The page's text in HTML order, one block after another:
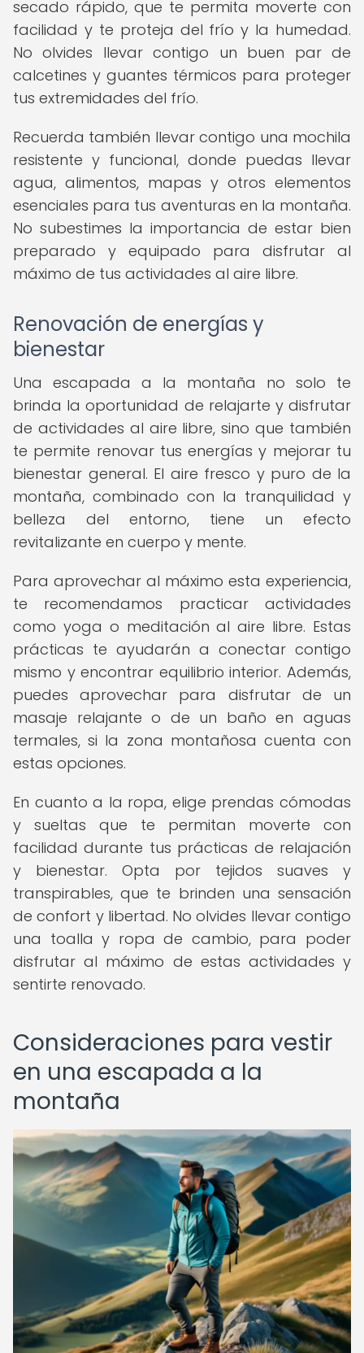
secado rápido, que te permita moverte con
facilidad y te proteja del frío y la humedad.
No olvides llevar contigo un buen par de
calcetines y guantes térmicos para proteger
tus extremidades del frío.
Recuerda también llevar contigo una mochila
resistente y funcional, donde puedas llevar
agua, alimentos, mapas y otros elementos
esenciales para tus aventuras en la montaña.
No subestimes la importancia de estar bien
preparado y equipado para disfrutar al
máximo de tus actividades al aire libre.
Renovación de energías y
bienestar
Una escapada a la montaña no solo te
brinda la oportunidad de relajarte y disfrutar
de actividades al aire libre, sino que también
te permite renovar tus energías y mejorar tu
bienestar general. El aire fresco y puro de la
montaña, combinado con la tranquilidad y
belleza del entorno, tiene un efecto
revitalizante en cuerpo y mente.
Para aprovechar al máximo esta experiencia,
te recomendamos practicar actividades
como yoga o meditación al aire libre. Estas
prácticas te ayudarán a conectar contigo
mismo y encontrar equilibrio interior. Además,
puedes aprovechar para disfrutar de un
masaje relajante o de un baño en aguas
termales, si la zona montañosa cuenta con
estas opciones.
En cuanto a la ropa, elige prendas cómodas
y sueltas que te permitan moverte con
facilidad durante tus prácticas de relajación
y bienestar. Opta por tejidos suaves y
transpirables, que te brinden una sensación
de confort y libertad. No olvides llevar contigo
una toalla y ropa de cambio, para poder
disfrutar al máximo de estas actividades y
sentirte renovado.
Consideraciones para vestir
en una escapada a la
montaña